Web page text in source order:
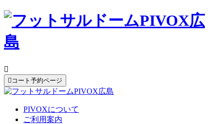

 コート予約ページ
PIVOXについて
ご利用案内